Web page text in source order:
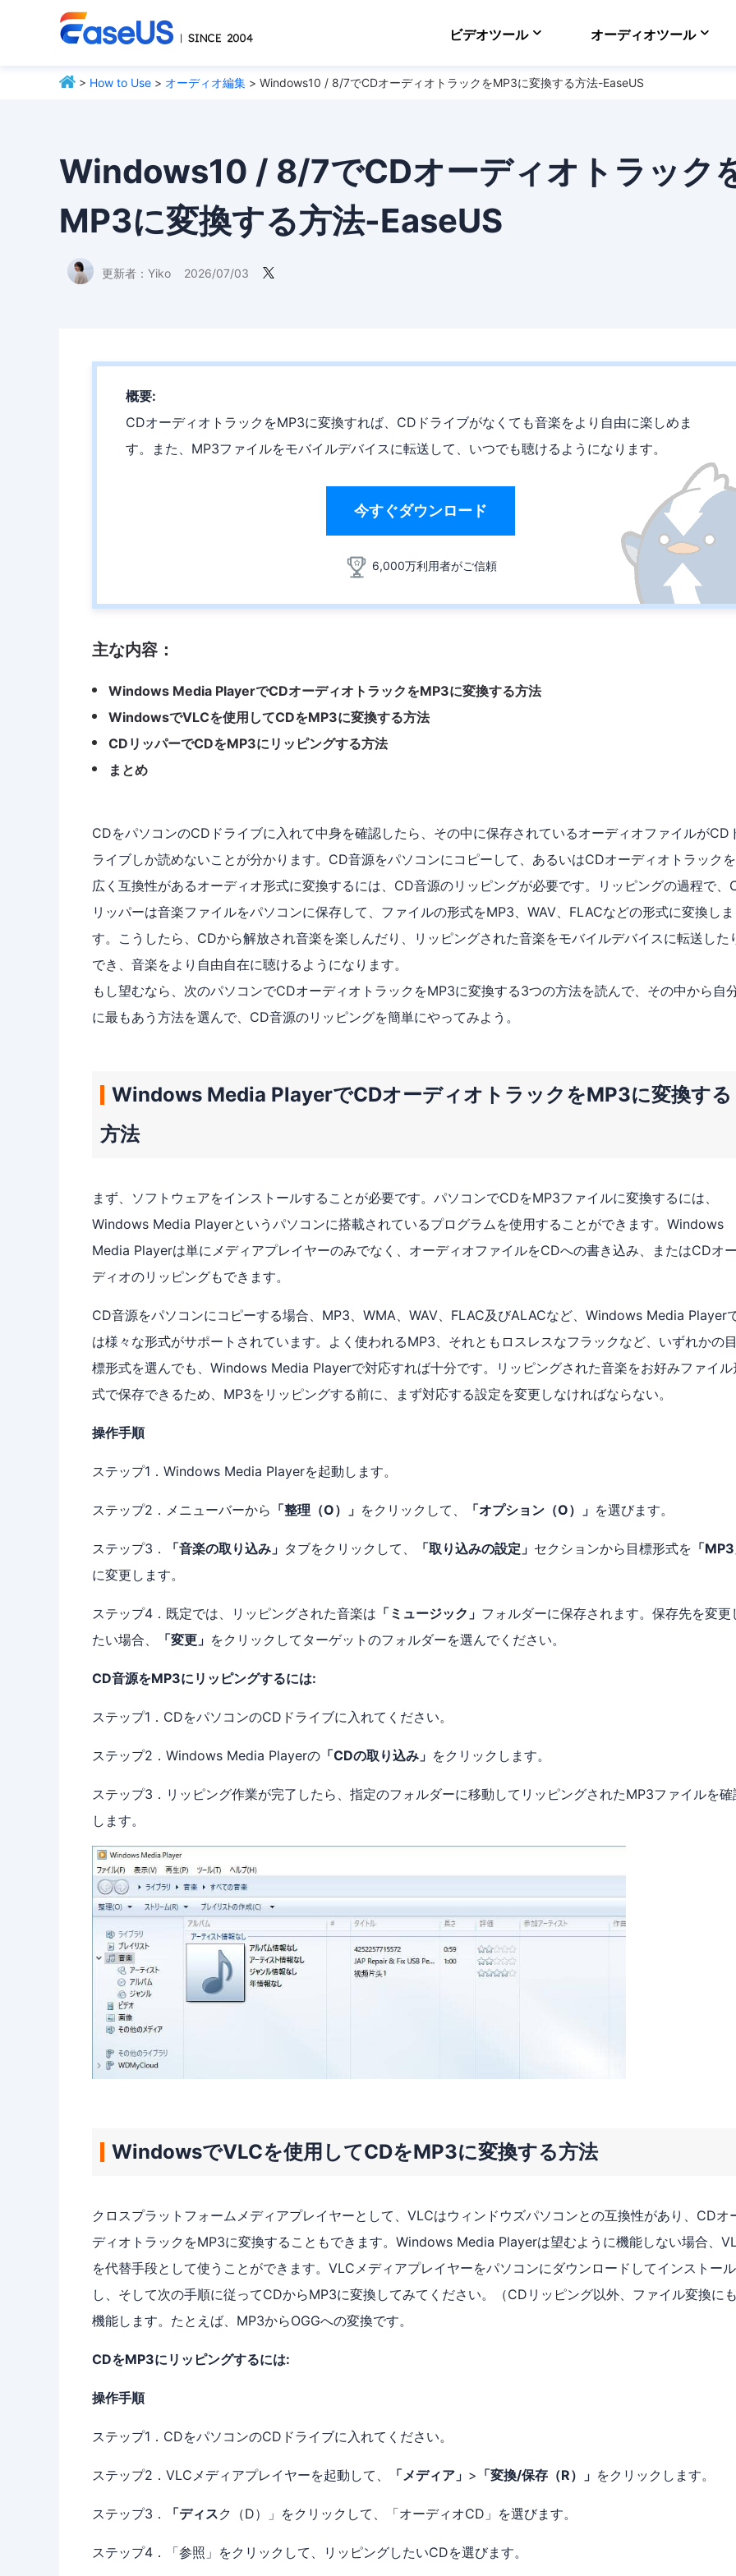
ビデオツール
Video Downloader
オンラインで動画をダ
オーディオツール
> How to Use > オーディオ編集 > Windows10 / 8/7でCDオーディオトラックをMP3に変換する方法-EaseUS
Windows10 / 8/7でCDオーディオトラック
MP3に変換する方法-EaseUS
更新者： Yiko 2026/07/03 
概要:
CDオーディオトラックをMP3に変換すれば、CDドライブがなくても音楽をより自由に楽しめま
す。また、MP3ファイルをモバイルデバイスに転送して、いつでも聴けるようになります。
今すぐダウンロード
6,000万利用者がご信頼
主な内容：
Windows Media PlayerでCDオーディオトラックをMP3に変換する方法
WindowsでVLCを使用してCDをMP3に変換する方法
CDリッパーでCDをMP3にリッピングする方法
まとめ
CDをパソコンのCDドライブに入れて中身を確認したら、その中に保存されているオーディオファイルがCD
ライブしか読めないことが分かります。CD音源をパソコンにコピーして、あるいはCDオーディオトラック
広く互換性があるオーディオ形式に変換するには、CD音源のリッピングが必要です。リッピングの過程で、
リッパーは音楽ファイルをパソコンに保存して、ファイルの形式をMP3、WAV、FLACなどの形式に変換しま
す。こうしたら、CDから解放され音楽を楽しんだり、リッピングされた音楽をモバイルデバイスに転送した
でき、音楽をより自由自在に聴けるようになります。
もし望むなら、次のパソコンでCDオーディオトラックをMP3に変換する3つの方法を読んで、その中から自
に最もあう方法を選んで、CD音源のリッピングを簡単にやってみよう。
Windows Media PlayerでCDオーディオトラックをMP3に変換する
方法
まず、ソフトウェアをインストールすることが必要です。パソコンでCDをMP3ファイルに変換するには、
Windows Media Playerというパソコンに搭載されているプログラムを使用することができます。Windows
Media Playerは単にメディアプレイヤーのみでなく、オーディオファイルをCDへの書き込み、またはCDオー
ディオのリッピングもできます。
CD音源をパソコンにコピーする場合、MP3、WMA、WAV、FLAC及びALACなど、Windows Media Player
は様々な形式がサポートされています。よく使われるMP3、それともロスレスなフラックなど、いずれかの目
標形式を選んでも、Windows Media Playerで対応すれば十分です。リッピングされた音楽をお好みファイル
式で保存できるため、MP3をリッピングする前に、まず対応する設定を変更しなければならない。
操作手順
ステップ1．Windows Media Playerを起動します。
ステップ2．メニューバーから 「整理（O）」 をクリックして、 「オプション（O）」 を選びます。
ステップ3． 「音楽の取り込み」 タブをクリックして、 「取り込みの設定」 セクションから目標形式を 「MP3
に変更します。
ステップ4．既定では、リッピングされた音楽は 「ミュージック」 フォルダーに保存されます。保存先を変更
たい場合、
「変更」 をクリックしてターゲットのフォルダーを選んでください。
CD音源をMP3にリッピングするには:
ステップ1．CDをパソコンのCDドライブに入れてください。
ステップ2．Windows Media Playerの 「CDの取り込み」 をクリックします。
ステップ3．リッピング作業が完了したら、指定のフォルダーに移動してリッピングされたMP3ファイルを確
します。
WindowsでVLCを使用してCDをMP3に変換する方法
クロスプラットフォームメディアプレイヤーとして、VLCはウィンドウズパソコンとの互換性があり、CDオ
ディオトラックをMP3に変換することもできます。Windows Media Playerは望むように機能しない場合、
を代替手段として使うことができます。VLCメディアプレイヤーをパソコンにダウンロードしてインストール
し、そして次の手順に従ってCDからMP3に変換してみてください。（CDリッピング以外、ファイル変換にも
機能します。たとえば、MP3からOGGへの変換です。
CDをMP3にリッピングするには:
操作手順
ステップ1．CDをパソコンのCDドライブに入れてください。
ステップ2．VLCメディアプレイヤーを起動して、 「メディア」 > 「変換/保存（R）」 をクリックします。
ステップ3． 「ディスク（D）」をクリックして、「オーディオCD」を選びます。
ステップ4．「参照」をクリックして、リッピングしたいCDを選びます。